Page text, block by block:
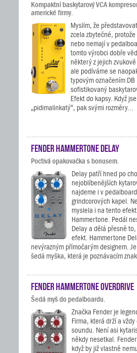
Kompaktní baskytarový VCA
americké firmy.
Myslím, že
zcela zbytečné,
nebo nemají v
tomto výrobci dobře
některý z jejich
ale podíváme se
typovým označením
sofistikovaný
Efekt do kapsy. Když
„pidimalinkatý“, pak svými rozměry...
Fender Hammertone Delay
Poctivá opakovačka s bonusem.
Delay patří hned po
nejoblíbenějších
najdeme i v
grindcorových kapel.
myslela i na tento
Hammertone. Pedál
Delay a dělá přesně
efekt. Hammertone
nevýrazným přímočarým designem.
šedá myška, která je poznávacím
Fender Hammertone Overdrive
Šedá myš do pedalboardu.
Značka Fender je
Firma, která drží a
soundu. Není asi
někdy nesetkal.
když by již vlastně